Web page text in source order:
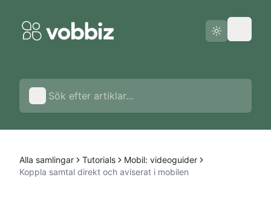
Svenska
Alla samlingar Tutorials
Mobil: videoguider
Koppla samtal direkt och aviserat i mobilen